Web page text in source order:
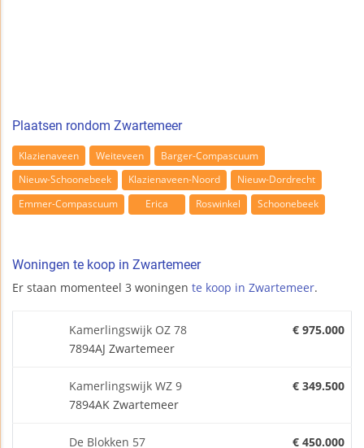
Plaatsen rondom Zwartemeer
Klazienaveen Weiteveen
Barger-Compascuum
Nieuw-Schoonebeek
Klazienaveen-Noord
Nieuw-Dordrecht
Emmer-Compascuum
Erica Roswinkel Schoonebeek
Woningen te koop in Zwartemeer
Er staan momenteel 3 woningen te koop in Zwartemeer.
Kamerlingswijk OZ 78
7894AJ Zwartemeer
€ 975.000
Kamerlingswijk WZ 9
7894AK Zwartemeer
€ 349.500
De Blokken 57
€ 450.000